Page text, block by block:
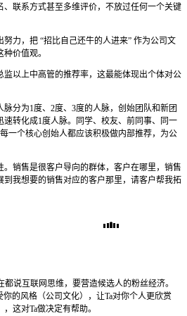
联系方式甚至多维评价，不放过任何一个关键
力，把 “招比自己还牛的人进来” 作为公司文
价值观。
以上中高管的推荐率，这最能体现出个体对公
分为1度、2度、3度的人脉，创始团队和新团
速转化成1度人脉。同学、校友、前同事、同一
一个核心创始人都应该积极做内部推荐，为公
销售是很客户导向的群体，客户在哪里，销售
我想要的销售对应的客户那里，请客户帮我拓
都说互联网思维，要营造候选人的粉丝经济。
的风格（公司文化），让Ta对你个人更欣赏
这对Ta做决定有帮助。